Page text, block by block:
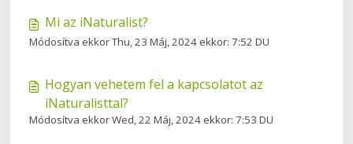
Mi az iNaturalist?
Módosítva ekkor Thu, 23 Máj, 2024 ekkor: 7:52 DU
Hogyan vehetem fel a kapcsolatot az
iNaturalisttal?
Módosítva ekkor Wed, 22 Máj, 2024 ekkor: 7:53 DU